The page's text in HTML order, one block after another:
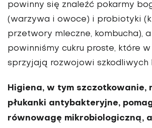
powinny się znaleźć pokarmy
(warzywa i owoce) i probiotyki
przetwory mleczne, kombucha),
powinniśmy cukru proste, które
sprzyjają rozwojowi szkodliwych
Higiena, w tym szczotkowanie,
płukanki antybakteryjne,
równowagę mikrobiologiczną,